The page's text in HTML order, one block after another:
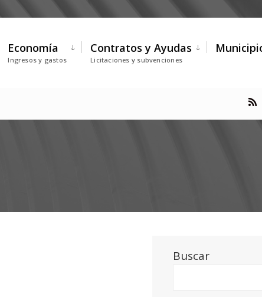
Economía
Ingresos y gastos
Contratos y Ayudas
Licitaciones y subvenciones
Buscar